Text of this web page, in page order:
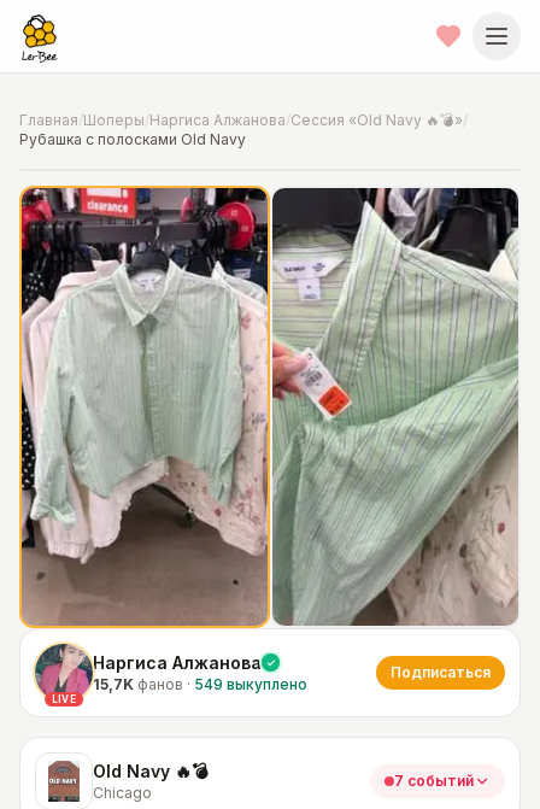
Главная/Шоперы/Наргиса Алжанова/Сессия «Old Navy 🔥💣»/
Рубашка с полосками Old Navy
📍Фото от шопера·Chicago
LIVE
Наргиса Алжанова
15,7K фанов · 549 выкуплено
Подписаться
Old Navy 🔥💣
Chicago
7 событий